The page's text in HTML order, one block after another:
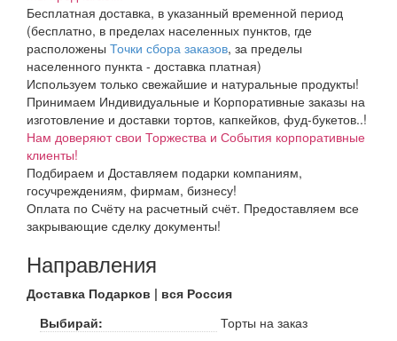
Бесплатная доставка, в указанный временной период
(бесплатно, в пределах населенных пунктов, где
расположены Точки сбора заказов, за пределы
населенного пункта - доставка платная)
Используем только свежайшие и натуральные продукты!
Принимаем Индивидуальные и Корпоративные заказы на
изготовление и доставки тортов, капкейков, фуд-букетов..!
Нам доверяют свои Торжества и События корпоративные
клиенты!
Подбираем и Доставляем подарки компаниям,
госучреждениям, фирмам, бизнесу!
Оплата по Счёту на расчетный счёт. Предоставляем все
закрывающие сделку документы!
Направления
Доставка Подарков | вся Россия
Выбирай:
Торты на заказ